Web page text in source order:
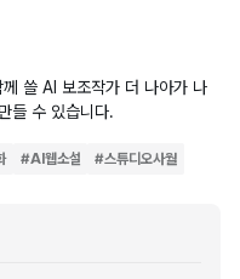
께 쓸 AI 보조작가 더 나아가 나
들 수 있습니다.
#AI웹소설 #스튜디오사월